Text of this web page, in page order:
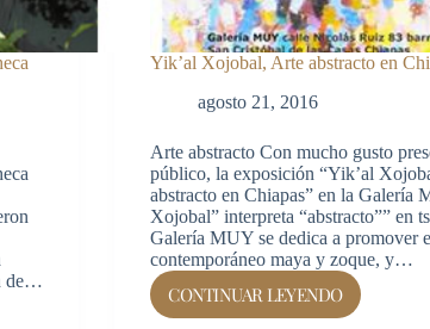
de…
Yik’al Xojobal, Arte abstracto en
agosto 21, 2016
Arte abstracto Con mucho gusto
público, la exposición “Yik’al
abstracto en Chiapas” en la Galería
Xojobal” interpreta “abstracto”” en
Galería MUY se dedica a promover
contemporáneo maya y zoque, y…
CONTINUAR LEYENDO